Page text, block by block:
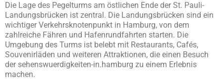
Die Lage des Pegelturms am östlichen Ende der St. Pauli-
Landungsbrücken ist zentral. Die Landungsbrücken sind ein
wichtiger Verkehrsknotenpunkt in Hamburg, von dem
zahlreiche Fähren und Hafenrundfahrten starten. Die
Umgebung des Turms ist belebt mit Restaurants, Cafés,
Souvenirläden und weiteren Attraktionen, die einen Besuch
der sehenswuerdigkeiten-in.hamburg zu einem Erlebnis
machen.